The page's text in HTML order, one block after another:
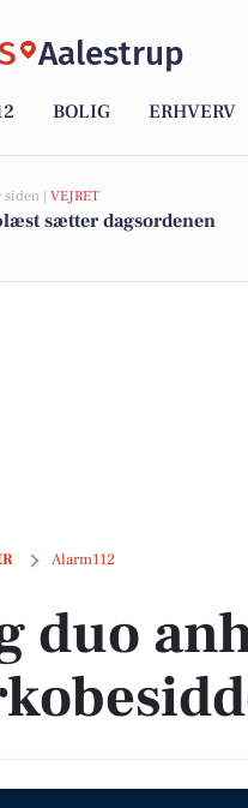
Aalestrup
BOLIG ERHVERV
| VEJRET
sætter dagsordenen
Alarm112
anholdt for narkobesiddelse i
duo